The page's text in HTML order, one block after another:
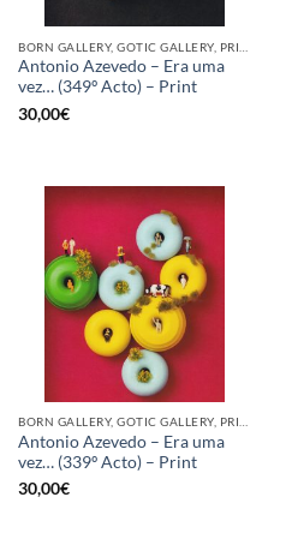
Antonio Azevedo – Era uma
vez… (349º Acto) – Print
30,00€
Antonio Azevedo – Era uma
vez… (339º Acto) – Print
30,00€